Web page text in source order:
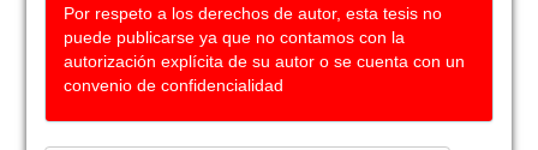
Por respeto a los derechos de autor, esta tesis no
puede publicarse ya que no contamos con la
autorización explícita de su autor o se cuenta con un
convenio de confidencialidad